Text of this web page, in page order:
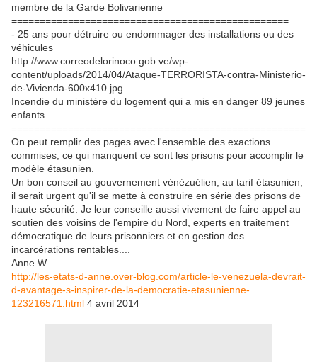
membre de la Garde Bolivarienne
=================================================
- 25 ans pour détruire ou endommager des installations ou des
véhicules
http://www.correodelorinoco.gob.ve/wp-
content/uploads/2014/04/Ataque-TERRORISTA-contra-Ministerio-
de-Vivienda-600x410.jpg
Incendie du ministère du logement qui a mis en danger 89 jeunes
enfants
====================================================
On peut remplir des pages avec l'ensemble des exactions
commises, ce qui manquent ce sont les prisons pour accomplir le
modèle étasunien.
Un bon conseil au gouvernement vénézuélien, au tarif étasunien,
il serait urgent qu'il se mette à construire en série des prisons de
haute sécurité. Je leur conseille aussi vivement de faire appel au
soutien des voisins de l'empire du Nord, experts en traitement
démocratique de leurs prisonniers et en gestion des
incarcérations rentables....
Anne W
http://les-etats-d-anne.over-blog.com/article-le-venezuela-devrait-
d-avantage-s-inspirer-de-la-democratie-etasunienne-
123216571.html 4 avril 2014